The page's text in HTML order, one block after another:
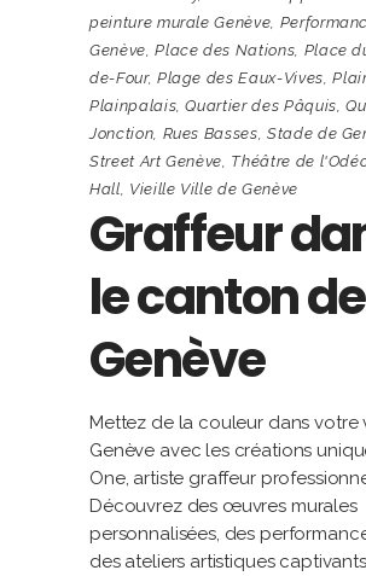
peinture murale Genève
Genève ,Place des Nations Place
de-Four, Plage des Eaux-Vives ,
Plainpalais ,Quartier des Pâquis ,
Jonction Rues Basses Stade de
Street Art Genève Théâtre de
Hall Vieille Ville de Genève
Graffeur
le canton de
Genève
Mettez de la couleur dans votre
Genève avec les créations
One, artiste graffeur
Découvrez des œuvres murales
personnalisées, des
des ateliers artistiques